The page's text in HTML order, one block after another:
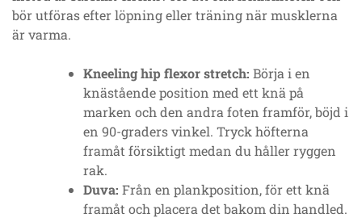
bör utföras efter löpning eller träning när musklerna
är varma.
Kneeling hip flexor stretch: Börja i en
knästående position med ett knä på
marken och den andra foten framför, böjd i
en 90-graders vinkel. Tryck höfterna
framåt försiktigt medan du håller ryggen
rak.
Duva: Från en plankposition, för ett knä
framåt och placera det bakom din handled.